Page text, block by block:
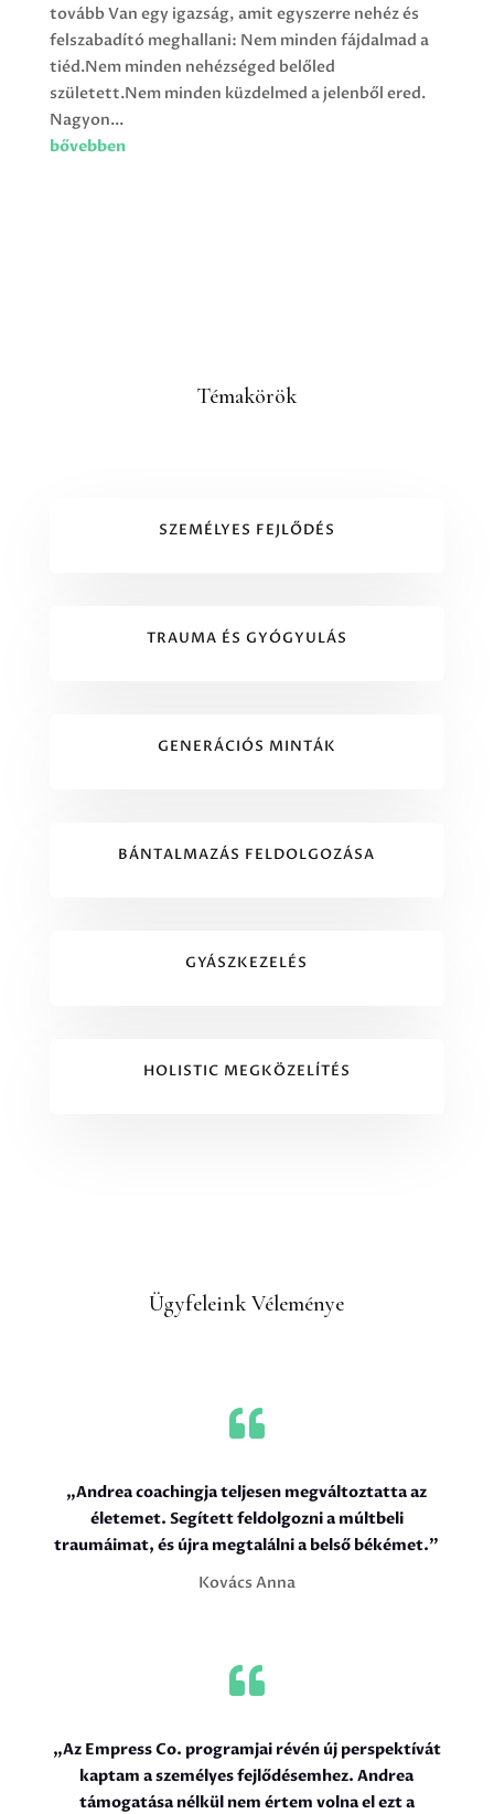
tovább Van egy igazság, amit egyszerre nehéz és
felszabadító meghallani: Nem minden fájdalmad a
tiéd.Nem minden nehézséged belőled
született.Nem minden küzdelmed a jelenből ered.
Nagyon...
bővebben
Témakörök
SZEMÉLYES FEJLŐDÉS
TRAUMA ÉS GYÓGYULÁS
GENERÁCIÓS MINTÁK
BÁNTALMAZÁS FELDOLGOZÁSA
GYÁSZKEZELÉS
HOLISTIC MEGKÖZELÍTÉS
Ügyfeleink Véleménye

„Andrea coachingja teljesen megváltoztatta az
életemet. Segített feldolgozni a múltbeli
traumáimat, és újra megtalálni a belső békémet.”
Kovács Anna

„Az Empress Co. programjai révén új perspektívát
kaptam a személyes fejlődésemhez. Andrea
támogatása nélkül nem értem volna el ezt a